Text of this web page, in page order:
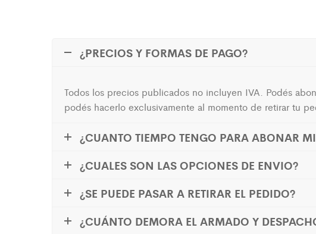
¿PRECIOS Y FORMAS DE PAGO?
Todos los precios publicados no incluyen IVA. Podés
podés hacerlo exclusivamente al momento de retirar tu
¿CUANTO TIEMPO TENGO PARA ABONAR
¿CUALES SON LAS OPCIONES DE ENVIO?
¿SE PUEDE PASAR A RETIRAR EL PEDIDO?
¿CUÁNTO DEMORA EL ARMADO Y